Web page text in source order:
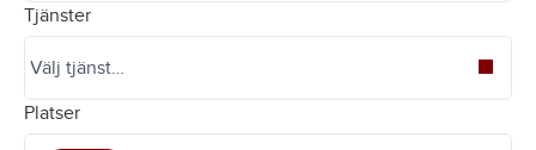
Tjänster
Platser